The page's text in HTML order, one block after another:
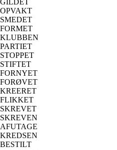
OPVAKT
SMEDET
FORMET
KLUBBEN
PARTIET
STOPPET
STIFTET
FORNYET
FORØVET
KREERET
FLIKKET
SKREVET
SKREVEN
AFUTAGE
KREDSEN
BESTILT